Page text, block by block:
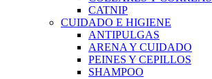
CATNIP
CUIDADO E HIGIENE
ANTIPULGAS
ARENA Y CUIDADO
PEINES Y CEPILLOS
SHAMPOO